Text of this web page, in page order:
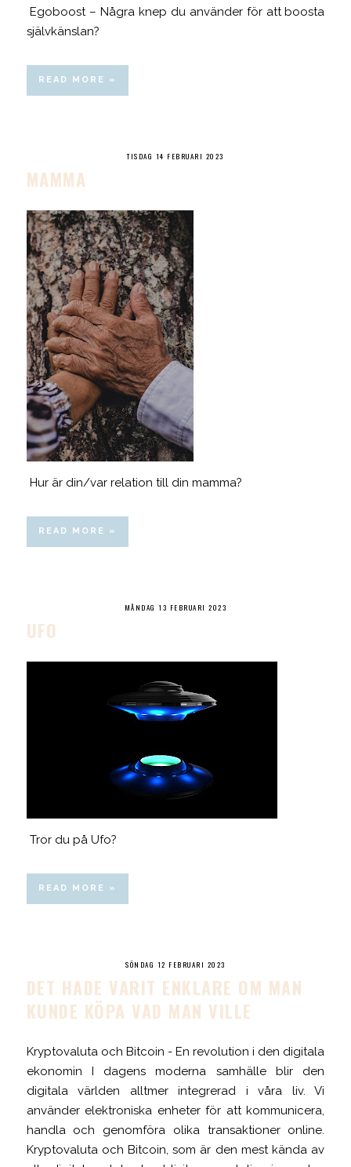
Egoboost – Några knep du använder för att boosta
självkänslan?
READ MORE »
TISDAG 14 FEBRUARI 2023
MAMMA
Hur är din/var relation till din mamma?
READ MORE »
MÅNDAG 13 FEBRUARI 2023
UFO
Tror du på Ufo?
READ MORE »
SÖNDAG 12 FEBRUARI 2023
DET HADE VARIT ENKLARE OM MAN
KUNDE KÖPA VAD MAN VILLE
Kryptovaluta och Bitcoin - En revolution i den digitala
ekonomin I dagens moderna samhälle blir den
digitala världen alltmer integrerad i våra liv. Vi
använder elektroniska enheter för att kommunicera,
handla och genomföra olika transaktioner online.
Kryptovaluta och Bitcoin, som är den mest kända av